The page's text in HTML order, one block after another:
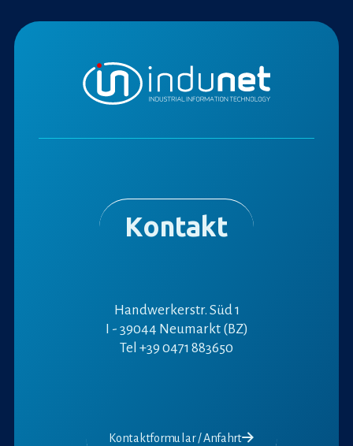
Kontakt
Handwerkerstr. Süd 1
I - 39044 Neumarkt (BZ)
Tel +39 0471 883650
Kontaktformular / Anfahrt